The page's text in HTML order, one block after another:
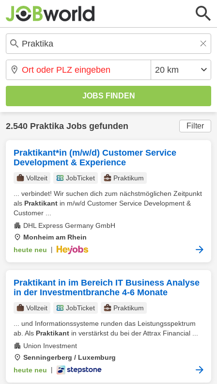
2.540 Praktika Jobs gefunden Filter
Praktikant*in (m/w/d) Customer Service
Development & Experience
Vollzeit JobTicket
Praktikum
... verbindet! Wir suchen dich zum nächstmöglichen Zeitpunkt
als Praktikant in m/w/d Customer Service Development &
Customer ...
DHL Express Germany GmbH
Monheim am Rhein
heute neu
Praktikant in im Bereich IT Business Analyse
in der Investmentbranche 4-6 Monate
Vollzeit JobTicket
Praktikum
... und Informationssysteme runden das Leistungsspektrum
ab. Als Praktikant in verstärkst du bei der Attrax Financial ...
Union Investment
Senningerberg / Luxemburg
heute neu